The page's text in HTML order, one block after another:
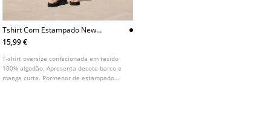
Tshirt Com Estampado New
York 64
15,99 €
T-shirt oversize confecionada em tecido
100% algodão. Apresenta decote barco e
manga curta. Pormenor de estampado